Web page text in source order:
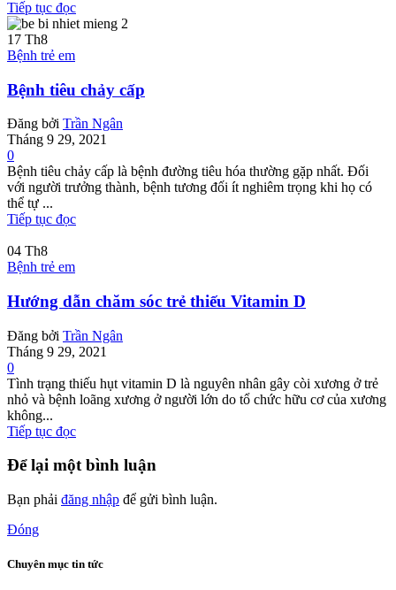
Tiếp tục đọc
17 Th8
Bệnh trẻ em
Bệnh tiêu chảy cấp
Đăng bởi Trần Ngân
Tháng 9 29, 2021
0
Bệnh tiêu chảy cấp là bệnh đường tiêu hóa thường gặp nhất. Đối
với người trưởng thành, bệnh tương đối ít nghiêm trọng khi họ có
thể tự ...
Tiếp tục đọc
04 Th8
Bệnh trẻ em
Hướng dẫn chăm sóc trẻ thiếu Vitamin D
Đăng bởi Trần Ngân
Tháng 9 29, 2021
0
Tình trạng thiếu hụt vitamin D là nguyên nhân gây còi xương ở trẻ
nhỏ và bệnh loãng xương ở người lớn do tổ chức hữu cơ của xương
không...
Tiếp tục đọc
Để lại một bình luận
Bạn phải đăng nhập để gửi bình luận.
Đóng
Chuyên mục tin tức